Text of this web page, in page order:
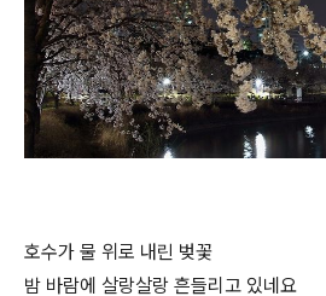
호수가 물 위로 내린 벚꽃
밤 바람에 살랑살랑 흔들리고 있네요